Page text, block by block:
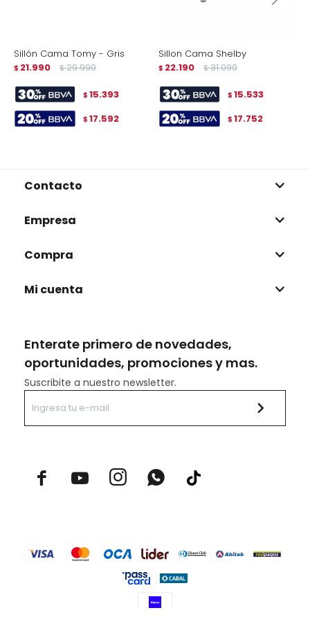
Sillón Cama Tomy - Gris
$ 21.990 $ 29.990
$ 15.393
$ 17.592
Sillon Cama Shelby
$ 22.190 $ 31.090
$ 15.533
$ 17.752
Enterate primero de novedades,
oportunidades, promociones y mas.
Suscribite a nuestro newsletter.
  
Contacto
Empresa
Compra
Mi cuenta